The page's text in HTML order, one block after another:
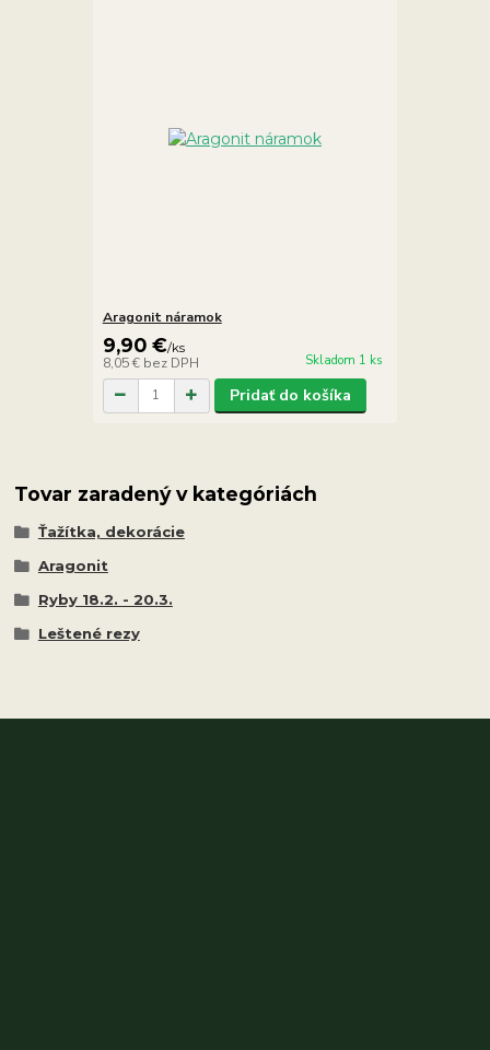
Aragonit náramok
9,90 €/ks
8,05 € bez DPH Skladom 1 ks
Pridať do košíka
Tovar zaradený v kategóriách
Ťažítka, dekorácie
Aragonit
Ryby 18.2. - 20.3.
Leštené rezy